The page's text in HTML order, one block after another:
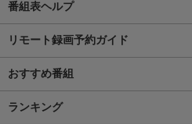
番組表ヘルプ
リモート録画予約ガイド
おすすめ番組
ランキング